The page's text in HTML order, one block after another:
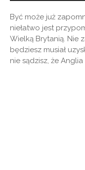
Być może już
niełatwo jest
Wielką Brytanią. Nie
będziesz musiał
nie sądzisz, że